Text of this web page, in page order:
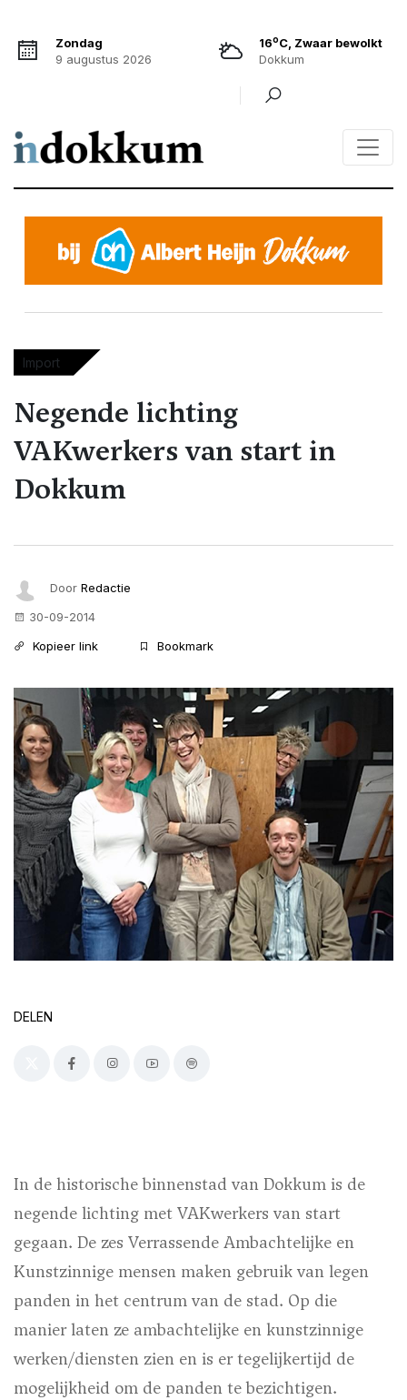
Zondag
9 augustus 2026
16oC, Zwaar bewolkt
Dokkum
Import
Negende lichting
VAKwerkers van start in
Dokkum
Door Redactie
30-09-2014
Kopieer link
Bookmark
DELEN
In de historische binnenstad van Dokkum is de
negende lichting met VAKwerkers van start
gegaan. De zes Verrassende Ambachtelijke en
Kunstzinnige mensen maken gebruik van legen
panden in het centrum van de stad. Op die
manier laten ze ambachtelijke en kunstzinnige
werken/diensten zien en is er tegelijkertijd de
mogelijkheid om de panden te bezichtigen.